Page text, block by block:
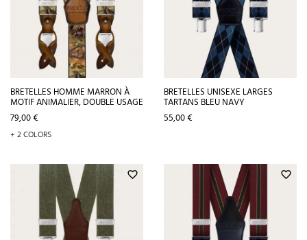
BRETELLES HOMME MARRON À
MOTIF ANIMALIER, DOUBLE USAGE
Prix
79,00 €
+ 2 COLORS
BRETELLES UNISEXE LARGES
TARTANS BLEU NAVY
Prix
55,00 €
favorite_border favorite_border